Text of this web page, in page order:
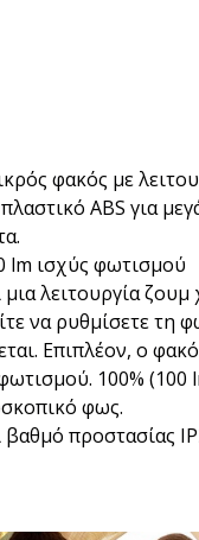
φακός με
ABS για
lm ισχύς φωτισμού
λειτουργία
να ρυθμίσετε τη
Επιπλέον, ο
100% (100
φως.
προστασίας